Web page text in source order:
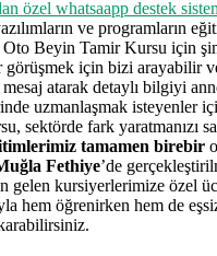
özel whatsaapp destek
ve programların
Beyin Tamir Kursu için
görüşmek için bizi arayabilir
atarak detaylı bilgiyi
uzmanlaşmak isteyenler
sektörde fark yaratmanızı
tamamen birebir
Fethiye’de
gelen kursiyerlerimize özel
hem öğrenirken hem de